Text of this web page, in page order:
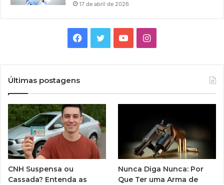
17 de abril de 2026
Facebook
TwitterYouTubeInstagram
Últimas postagens
CNH Suspensa ou
Cassada? Entenda as
Nunca Diga Nunca: Por
Que Ter uma Arma de